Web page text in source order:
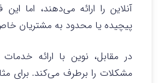
آنلاین را ارائه می‌دهند، اما
پیچیده یا محدود به مشتریان
در مقابل، نوین با ارائه خدمات
مشکلات را برطرف می‌کند. برای